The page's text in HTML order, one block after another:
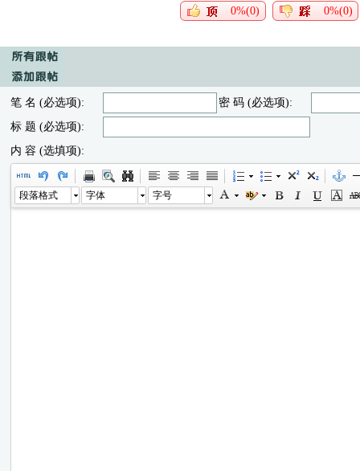
0%(0) 0%(0)
笔 名 (必选项):
密 码 (必选项):
标 题 (必选项):
内 容 (选填项):
段落格式 字体 字号